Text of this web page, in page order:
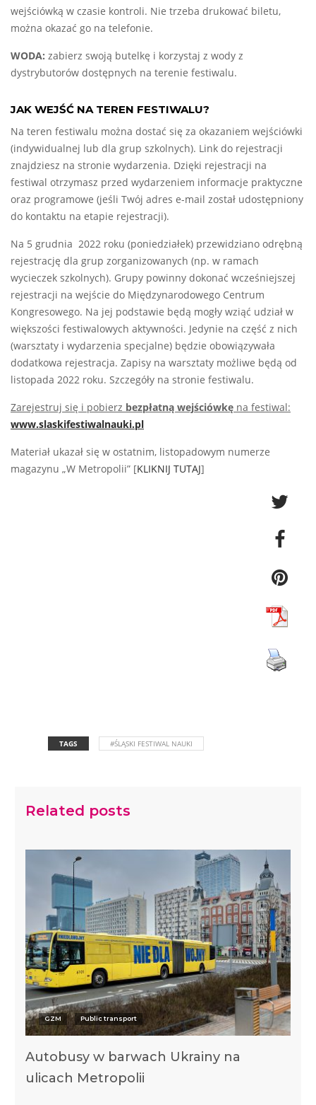
wejściówką w czasie kontroli. Nie trzeba drukować biletu,
można okazać go na telefonie.
WODA: zabierz swoją butelkę i korzystaj z wody z
dystrybutorów dostępnych na terenie festiwalu.
JAK WEJŚĆ NA TEREN FESTIWALU?
Na teren festiwalu można dostać się za okazaniem wejściówki
(indywidualnej lub dla grup szkolnych). Link do rejestracji
znajdziesz na stronie wydarzenia. Dzięki rejestracji na
festiwal otrzymasz przed wydarzeniem informacje praktyczne
oraz programowe (jeśli Twój adres e-mail został udostępniony
do kontaktu na etapie rejestracji).
Na 5 grudnia 2022 roku (poniedziałek) przewidziano odrębną
rejestrację dla grup zorganizowanych (np. w ramach
wycieczek szkolnych). Grupy powinny dokonać wcześniejszej
rejestracji na wejście do Międzynarodowego Centrum
Kongresowego. Na jej podstawie będą mogły wziąć udział w
większości festiwalowych aktywności. Jedynie na część z nich
(warsztaty i wydarzenia specjalne) będzie obowiązywała
dodatkowa rejestracja. Zapisy na warsztaty możliwe będą od
listopada 2022 roku. Szczegóły na stronie festiwalu.
Zarejestruj się i pobierz bezpłatną wejściówkę na festiwal:
www.slaskifestiwalnauki.pl
Materiał ukazał się w ostatnim, listopadowym numerze
magazynu „W Metropolii” [KLIKNIJ TUTAJ]
TAGS #ŚLĄSKI FESTIWAL NAUKI
Related posts
GZM Public transport
Autobusy w barwach Ukrainy na
ulicach Metropolii